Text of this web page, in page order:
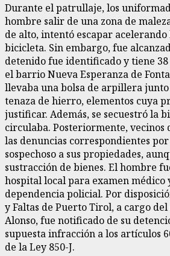
Durante el patrullaje, los
hombre salir de una zona de
de alto, intentó escapar
bicicleta. Sin embargo, fue
detenido fue identificado y tiene
el barrio Nueva Esperanza de
llevaba una bolsa de arpillera
tenaza de hierro, elementos cuya
justificar. Además, se secuestró la
circulaba. Posteriormente,
las denuncias correspondientes
sospechoso a sus propiedades,
sustracción de bienes. El hombre
hospital local para examen médico
dependencia policial. Por
y Faltas de Puerto Tirol, a cargo
Alonso, fue notificado de su
supuesta infracción a los artículos
de la Ley 850-J.